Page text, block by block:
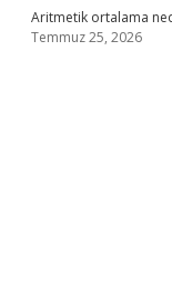
Aritmetik ortalama
Temmuz 25, 2026